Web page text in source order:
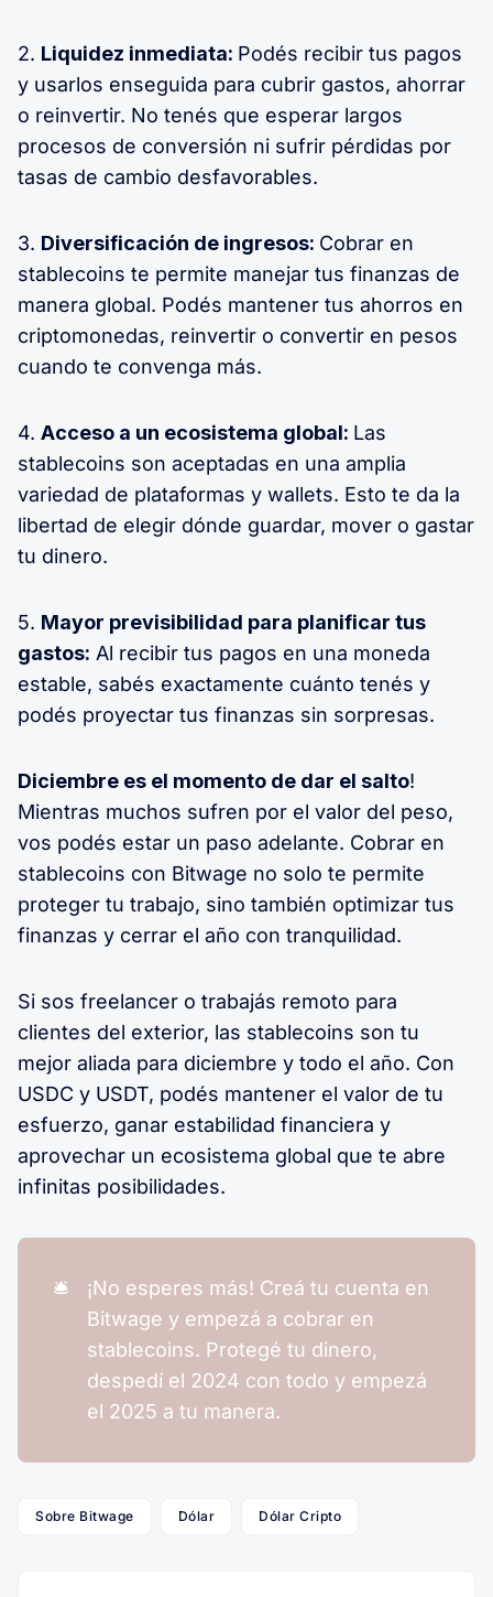
2. Liquidez inmediata: Podés recibir tus pagos
y usarlos enseguida para cubrir gastos, ahorrar
o reinvertir. No tenés que esperar largos
procesos de conversión ni sufrir pérdidas por
tasas de cambio desfavorables.
3. Diversificación de ingresos: Cobrar en
stablecoins te permite manejar tus finanzas de
manera global. Podés mantener tus ahorros en
criptomonedas, reinvertir o convertir en pesos
cuando te convenga más.
4. Acceso a un ecosistema global: Las
stablecoins son aceptadas en una amplia
variedad de plataformas y wallets. Esto te da la
libertad de elegir dónde guardar, mover o gastar
tu dinero.
5. Mayor previsibilidad para planificar tus
gastos: Al recibir tus pagos en una moneda
estable, sabés exactamente cuánto tenés y
podés proyectar tus finanzas sin sorpresas.
Diciembre es el momento de dar el salto!
Mientras muchos sufren por el valor del peso,
vos podés estar un paso adelante. Cobrar en
stablecoins con Bitwage no solo te permite
proteger tu trabajo, sino también optimizar tus
finanzas y cerrar el año con tranquilidad.
Si sos freelancer o trabajás remoto para
clientes del exterior, las stablecoins son tu
mejor aliada para diciembre y todo el año. Con
USDC y USDT, podés mantener el valor de tu
esfuerzo, ganar estabilidad financiera y
aprovechar un ecosistema global que te abre
infinitas posibilidades.
🛎️
¡No esperes más! Creá tu cuenta en
Bitwage y empezá a cobrar en
stablecoins. Protegé tu dinero,
despedí el 2024 con todo y empezá
el 2025 a tu manera.
Sobre Bitwage Dólar Dólar Cripto